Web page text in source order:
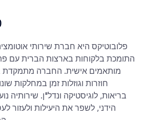
פלובוטיקס היא חברת שירותי
מותאמים אישית. החברה מתמקדת
חוזרות וגוזלות זמן במחלקות
בריאות, לוגיסטיקה ונדל"ן. שירותיה
הידני, לשפר את היעילות ולעזור